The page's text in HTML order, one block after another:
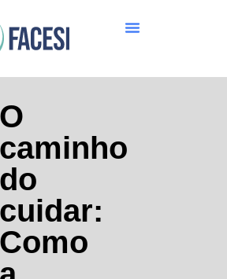
O
caminho
do
cuidar:
Como